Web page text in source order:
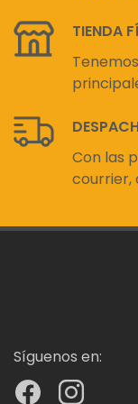
TIENDA
Con las
courrier,
Síguenos en: